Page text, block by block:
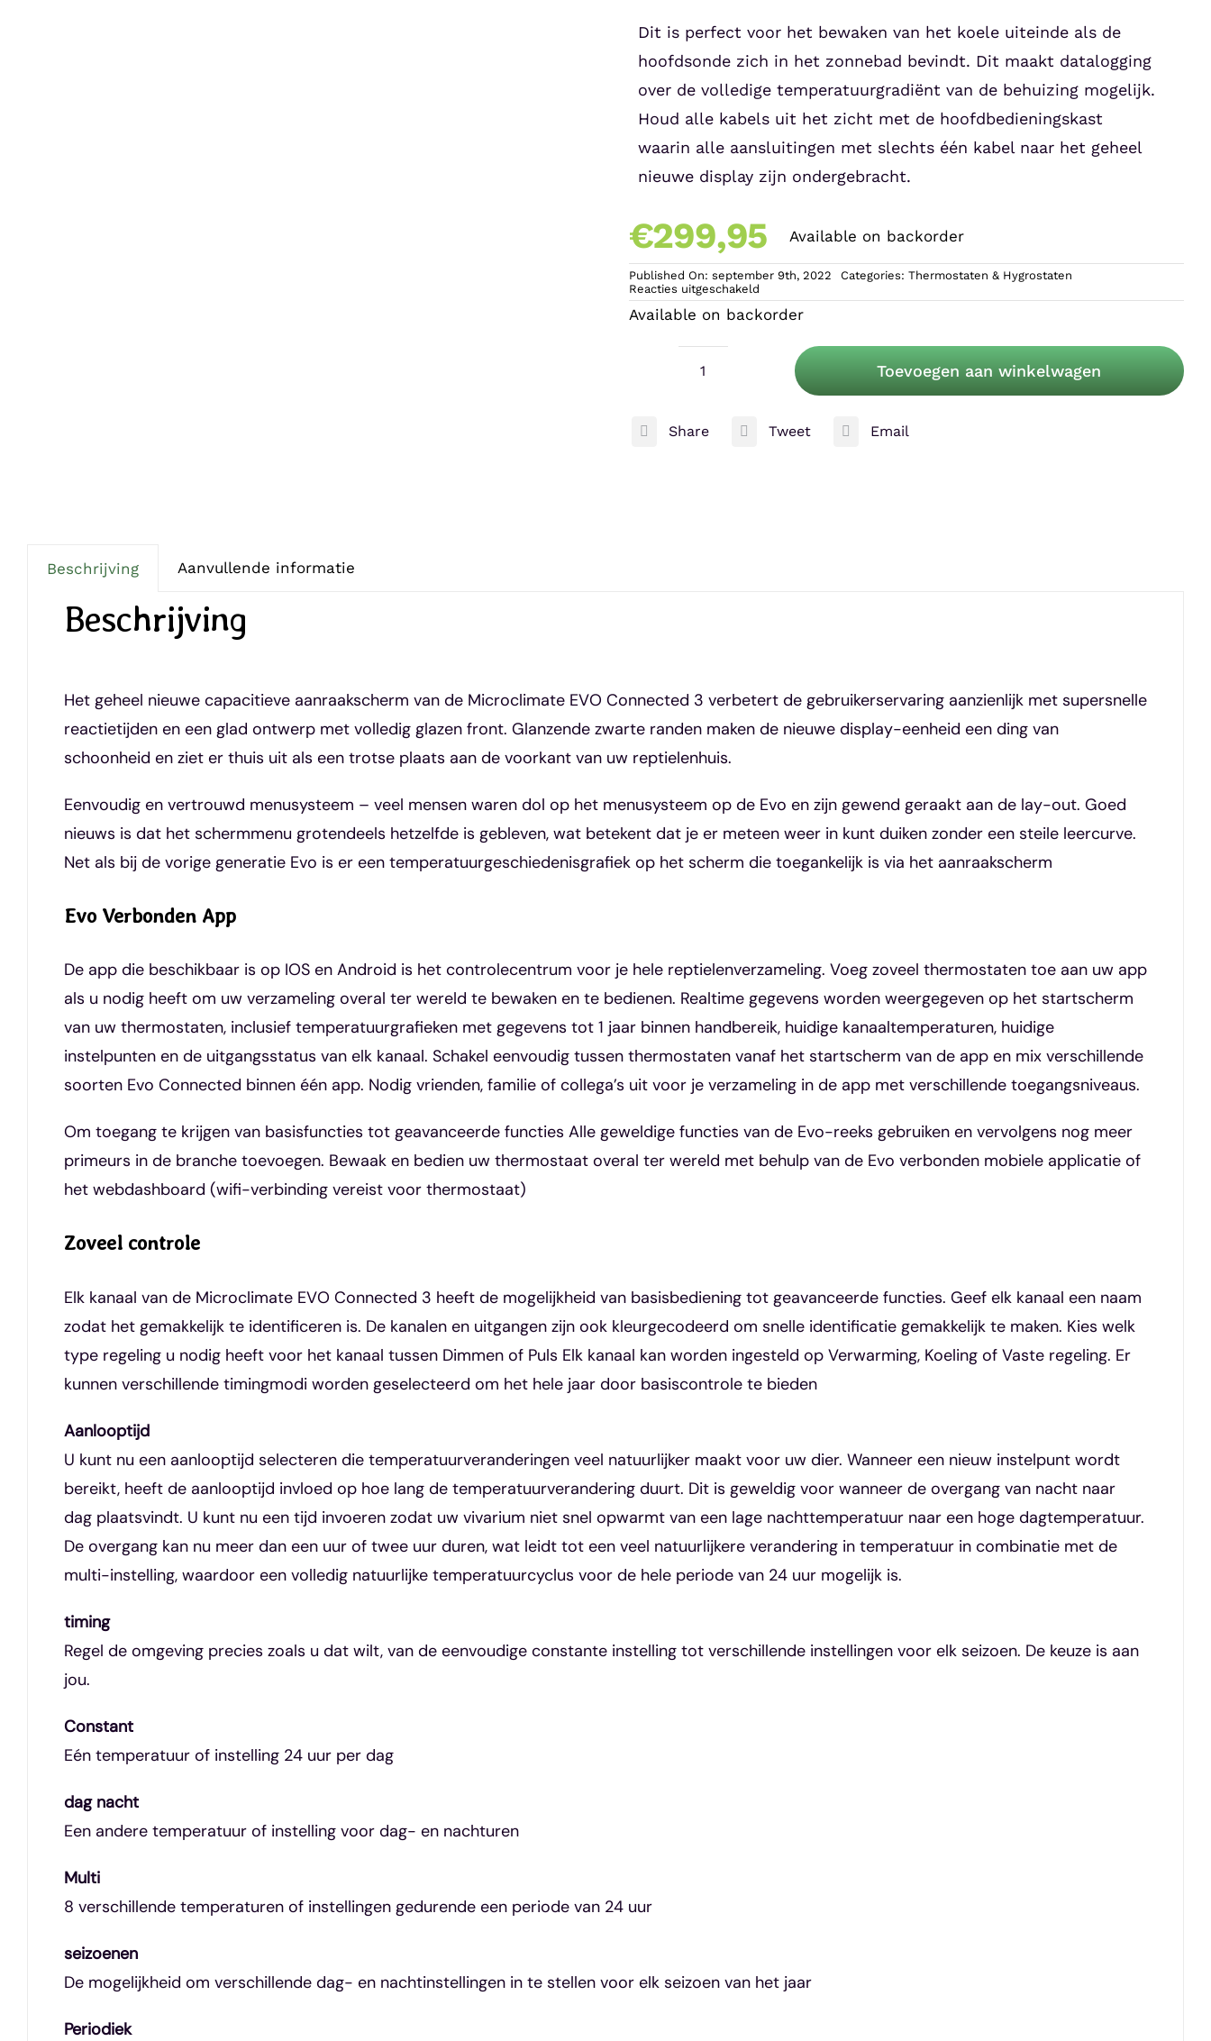
Dit is perfect voor het bewaken van het koele uiteinde als de
hoofdsonde zich in het zonnebad bevindt. Dit maakt datalogging
over de volledige temperatuurgradiënt van de behuizing mogelijk.
Houd alle kabels uit het zicht met de hoofdbedieningskast
waarin alle aansluitingen met slechts één kabel naar het geheel
nieuwe display zijn ondergebracht.
€299,95 Available on backorder
Published On: september 9th, 2022 Categories: Thermostaten & Hygrostaten
Reacties uitgeschakeldvoor
Microclimate
EVO
Available on backorder
Connected
Toevoegen aan winkelwagen
Share Tweet Email
Beschrijving Aanvullende informatie
Beschrijving
Het geheel nieuwe capacitieve aanraakscherm van de Microclimate EVO Connected 3 verbetert de gebruikerservaring aanzienlijk met supersnelle
reactietijden en een glad ontwerp met volledig glazen front. Glanzende zwarte randen maken de nieuwe display-eenheid een ding van
schoonheid en ziet er thuis uit als een trotse plaats aan de voorkant van uw reptielenhuis.
Eenvoudig en vertrouwd menusysteem – veel mensen waren dol op het menusysteem op de Evo en zijn gewend geraakt aan de lay-out. Goed
nieuws is dat het schermmenu grotendeels hetzelfde is gebleven, wat betekent dat je er meteen weer in kunt duiken zonder een steile leercurve.
Net als bij de vorige generatie Evo is er een temperatuurgeschiedenisgrafiek op het scherm die toegankelijk is via het aanraakscherm
Evo Verbonden App
De app die beschikbaar is op IOS en Android is het controlecentrum voor je hele reptielenverzameling. Voeg zoveel thermostaten toe aan uw app
als u nodig heeft om uw verzameling overal ter wereld te bewaken en te bedienen. Realtime gegevens worden weergegeven op het startscherm
van uw thermostaten, inclusief temperatuurgrafieken met gegevens tot 1 jaar binnen handbereik, huidige kanaaltemperaturen, huidige
instelpunten en de uitgangsstatus van elk kanaal. Schakel eenvoudig tussen thermostaten vanaf het startscherm van de app en mix verschillende
soorten Evo Connected binnen één app. Nodig vrienden, familie of collega’s uit voor je verzameling in de app met verschillende toegangsniveaus.
Om toegang te krijgen van basisfuncties tot geavanceerde functies Alle geweldige functies van de Evo-reeks gebruiken en vervolgens nog meer
primeurs in de branche toevoegen. Bewaak en bedien uw thermostaat overal ter wereld met behulp van de Evo verbonden mobiele applicatie of
het webdashboard (wifi-verbinding vereist voor thermostaat)
Zoveel controle
Elk kanaal van de Microclimate EVO Connected 3 heeft de mogelijkheid van basisbediening tot geavanceerde functies. Geef elk kanaal een naam
zodat het gemakkelijk te identificeren is. De kanalen en uitgangen zijn ook kleurgecodeerd om snelle identificatie gemakkelijk te maken. Kies welk
type regeling u nodig heeft voor het kanaal tussen Dimmen of Puls Elk kanaal kan worden ingesteld op Verwarming, Koeling of Vaste regeling. Er
kunnen verschillende timingmodi worden geselecteerd om het hele jaar door basiscontrole te bieden
Aanlooptijd
U kunt nu een aanlooptijd selecteren die temperatuurveranderingen veel natuurlijker maakt voor uw dier. Wanneer een nieuw instelpunt wordt
bereikt, heeft de aanlooptijd invloed op hoe lang de temperatuurverandering duurt. Dit is geweldig voor wanneer de overgang van nacht naar
dag plaatsvindt. U kunt nu een tijd invoeren zodat uw vivarium niet snel opwarmt van een lage nachttemperatuur naar een hoge dagtemperatuur.
De overgang kan nu meer dan een uur of twee uur duren, wat leidt tot een veel natuurlijkere verandering in temperatuur in combinatie met de
multi-instelling, waardoor een volledig natuurlijke temperatuurcyclus voor de hele periode van 24 uur mogelijk is.
timing
Regel de omgeving precies zoals u dat wilt, van de eenvoudige constante instelling tot verschillende instellingen voor elk seizoen. De keuze is aan
jou.
Constant
Eén temperatuur of instelling 24 uur per dag
dag nacht
Een andere temperatuur of instelling voor dag- en nachturen
Multi
8 verschillende temperaturen of instellingen gedurende een periode van 24 uur
seizoenen
De mogelijkheid om verschillende dag- en nachtinstellingen in te stellen voor elk seizoen van het jaar
Periodiek